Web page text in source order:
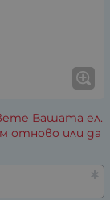
Вашата ел.
отново или да